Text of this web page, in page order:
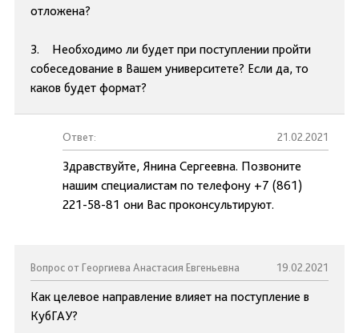
отложена?
3. Необходимо ли будет при поступлении пройти
собеседование в Вашем университете? Если да, то
каков будет формат?
Ответ: 21.02.2021
Здравствуйте, Янина Сергеевна. Позвоните
нашим специалистам по телефону +7 (861)
221-58-81 они Вас проконсультируют.
Вопрос от Георгиева Анастасия Евгеньевна 19.02.2021
Как целевое направление влияет на поступление в
КубГАУ?